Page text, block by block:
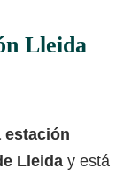
Lleida
estación
Lleida y está